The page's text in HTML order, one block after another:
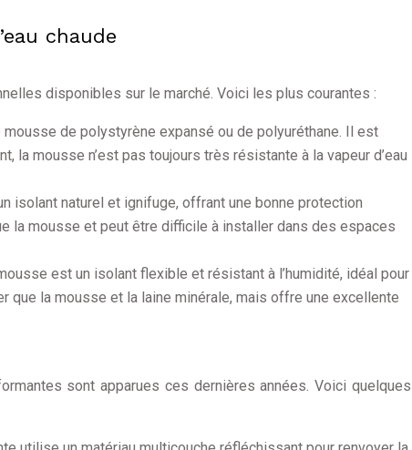
chaude
disponibles sur le marché. Voici les plus courantes :
de polystyrène expansé ou de polyuréthane. Il est
la mousse n’est pas toujours très résistante à la vapeur d’eau
isolant naturel et ignifuge, offrant une bonne protection
la mousse et peut être difficile à installer dans des espaces
est un isolant flexible et résistant à l’humidité, idéal pour
que la mousse et la laine minérale, mais offre une excellente
sont apparues ces dernières années. Voici quelques